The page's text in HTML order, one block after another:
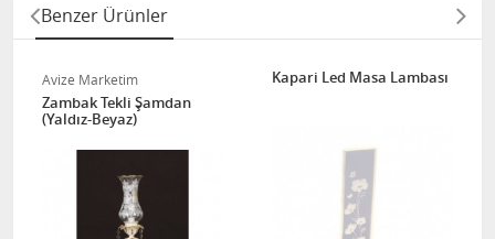
Benzer Ürünler
Avize Marketim
Zambak Tekli Şamdan
(Yaldız-Beyaz)
Kapari Led Masa Lambası